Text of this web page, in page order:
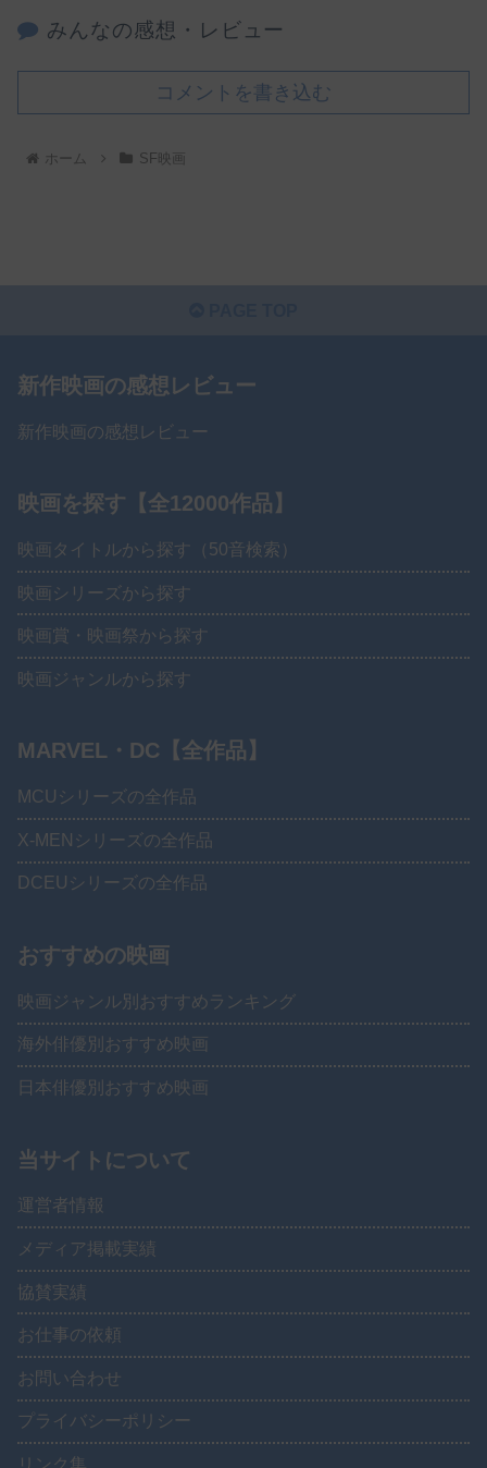
みんなの感想・レビュー
コメントを書き込む
ホーム SF映画
新作映画の感想レビュー
新作映画の感想レビュー
映画を探す【全12000作品】
映画タイトルから探す（50音検索）
映画シリーズから探す
映画賞・映画祭から探す
映画ジャンルから探す
MARVEL・DC【全作品】
MCUシリーズの全作品
X-MENシリーズの全作品
DCEUシリーズの全作品
おすすめの映画
映画ジャンル別おすすめランキング
海外俳優別おすすめ映画
日本俳優別おすすめ映画
当サイトについて
運営者情報
メディア掲載実績
協賛実績
お仕事の依頼
お問い合わせ
プライバシーポリシー
リンク集